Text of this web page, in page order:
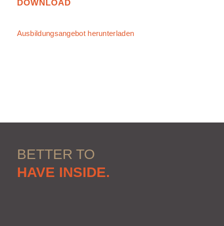
DOWNLOAD
Ausbildungsangebot herunterladen
BETTER TO
HAVE INSIDE.